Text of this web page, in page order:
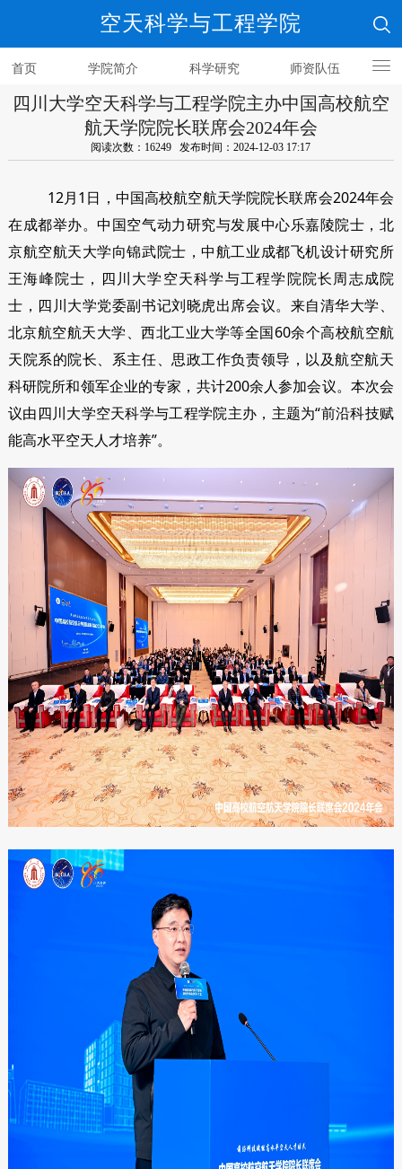
空天科学与工程学院
首页 学院简介 科学研究 师资队伍
人才培养
四川大学空天科学与工程学院主办中国高校航空
航天学院院长联席会2024年会
阅读次数：16249 发布时间：2024-12-03 17:17